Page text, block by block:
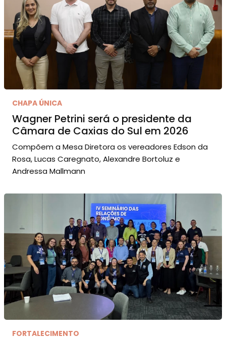
CHAPA ÚNICA
Wagner Petrini será o presidente da
Câmara de Caxias do Sul em 2026
Compõem a Mesa Diretora os vereadores Edson da
Rosa, Lucas Caregnato, Alexandre Bortoluz e
Andressa Mallmann
FORTALECIMENTO